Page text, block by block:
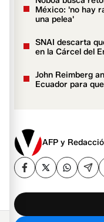
México: 'no hay
una pelea'​​​​​
SNAI descarta
en la Cárcel del
John Reimberg
Ecuador para
AFP y